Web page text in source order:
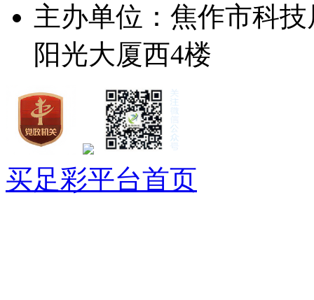
主办单位：焦作市科
阳光大厦西4楼
买足彩平台首页